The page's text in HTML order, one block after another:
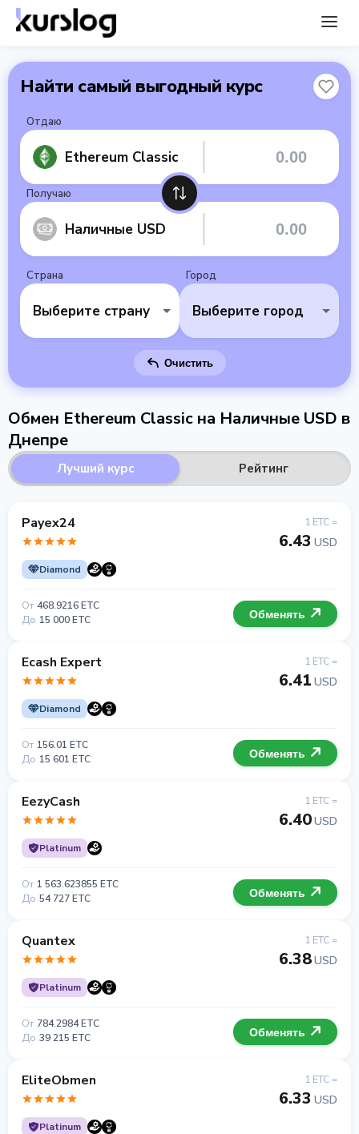
Найти самый выгодный курс
Отдаю
Ethereum Classic
Получаю
Наличные USD
Страна
Выберите страну
Город
Выберите город
Очистить
Обмен Ethereum Classic на Наличные USD в
Днепре
Лучший курс Рейтинг
Payex24
Diamond
1 ETC =
6.43 USD
От 468.9216 ETC
До 15 000 ETC Обменять
Ecash Expert
Diamond
1 ETC =
6.41 USD
От 156.01 ETC
До 15 601 ETC Обменять
EezyCash
Platinum
1 ETC =
6.40USD
От 1 563.623855 ETC
До 54 727 ETC Обменять
Quantex
Platinum
1 ETC =
6.38USD
От 784.2984 ETC
До 39 215 ETC Обменять
EliteObmen
Platinum
1 ETC =
6.33 USD